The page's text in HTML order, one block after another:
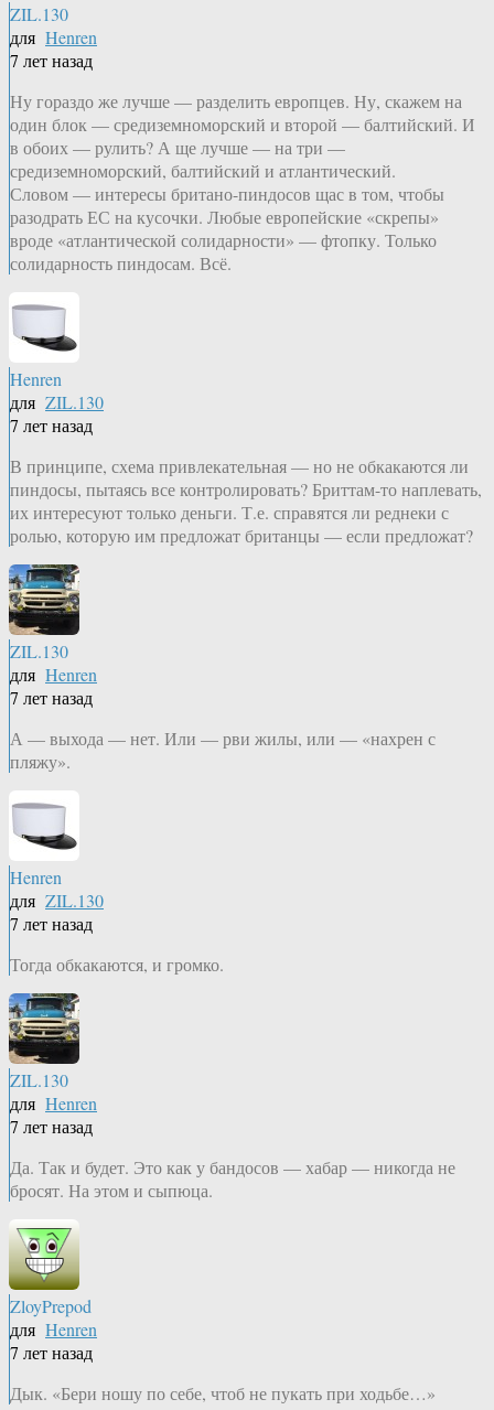
ZIL.130
для Henren
7 лет назад
Ну гораздо же лучше — разделить европцев. Ну, скажем на
один блок — средиземноморский и второй — балтийский. И
в обоих — рулить? А ще лучше — на три —
средиземноморский, балтийский и атлантический.
Словом — интересы британо-пиндосов щас в том, чтобы
разодрать ЕС на кусочки. Любые европейские «скрепы»
вроде «атлантической солидарности» — фтопку. Только
солидарность пиндосам. Всё.
Henren
для ZIL.130
7 лет назад
В принципе, схема привлекательная — но не обкакаются ли
пиндосы, пытаясь все контролировать? Бриттам-то наплевать,
их интересуют только деньги. Т.е. справятся ли реднеки с
ролью, которую им предложат британцы — если предложат?
ZIL.130
для Henren
7 лет назад
А — выхода — нет. Или — рви жилы, или — «нахрен с
пляжу».
Henren
для ZIL.130
7 лет назад
Тогда обкакаются, и громко.
ZIL.130
для Henren
7 лет назад
Да. Так и будет. Это как у бандосов — хабар — никогда не
бросят. На этом и сыпюца.
ZloyPrepod
для Henren
7 лет назад
Дык. «Бери ношу по себе, чтоб не пукать при ходьбе…»